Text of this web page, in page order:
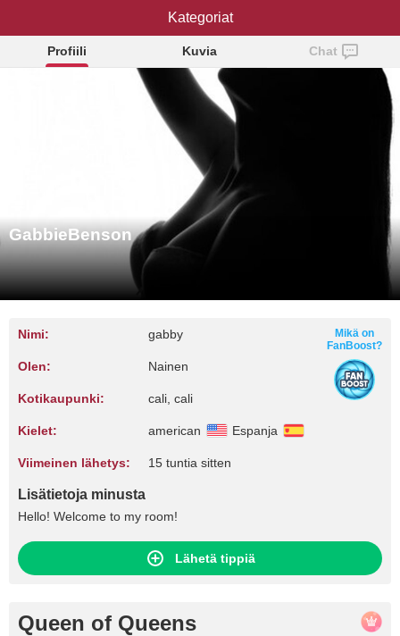
GabbieBenson
Profiili Kuvia Chat
GabbieBenson
Nimi: gabby
Olen: Nainen
Kotikaupunki: cali, cali
Kielet: american Espanja
Viimeinen lähetys: 15 tuntia sitten
Mikä on
FanBoost?
Lisätietoja minusta
Hello! Welcome to my room!
Lähetä tippiä
Queen of Queens
Kategoriat